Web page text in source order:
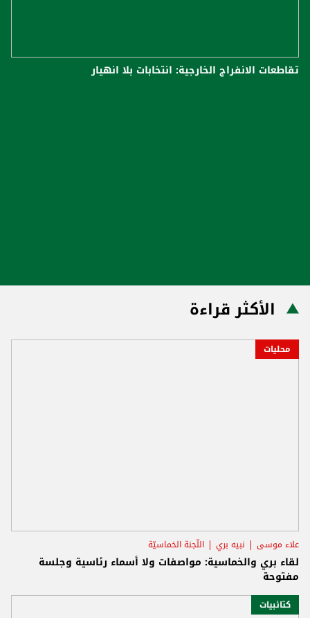
تقاطعات الانفراج الخارجية: انتخابات بلا انهيار
الأكثر قراءة
محليات
علاء موسى نبيه بري اللّجنة الخماسيّة
لقاء بري والخماسية: مواصفات ولا أسماء رئاسية وجلسة
مفتوحة
كتائبيات